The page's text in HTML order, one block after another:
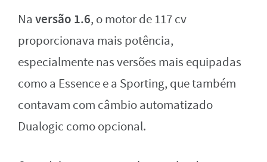
Na versão 1.6, o motor de 117 cv
proporcionava mais potência,
especialmente nas versões mais equipadas
como a Essence e a Sporting, que também
contavam com câmbio automatizado
Dualogic como opcional.